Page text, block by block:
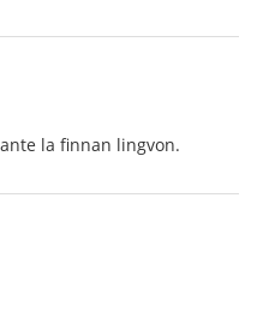
la finnan lingvon.